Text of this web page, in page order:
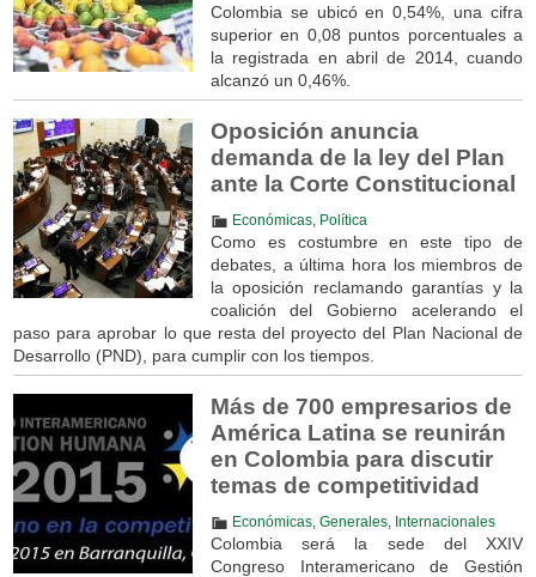
Colombia se ubicó en 0,54%, una cifra
superior en 0,08 puntos porcentuales a
la registrada en abril de 2014, cuando
alcanzó un 0,46%.
Oposición anuncia
demanda de la ley del Plan
ante la Corte Constitucional
Económicas, Política
Como es costumbre en este tipo de
debates, a última hora los miembros de
la oposición reclamando garantías y la
coalición del Gobierno acelerando el
paso para aprobar lo que resta del proyecto del Plan Nacional de
Desarrollo (PND), para cumplir con los tiempos.
Más de 700 empresarios de
América Latina se reunirán
en Colombia para discutir
temas de competitividad
Económicas, Generales, Internacionales
Colombia será la sede del XXIV
Congreso Interamericano de Gestión